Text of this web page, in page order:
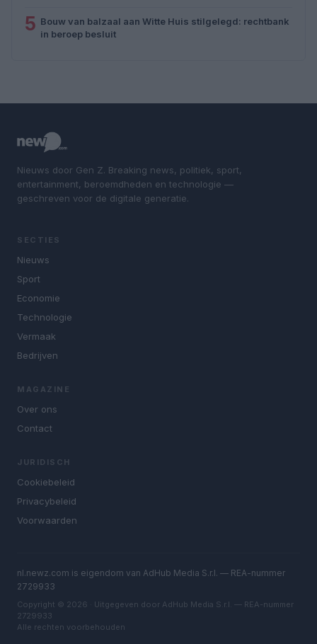
5 Bouw van balzaal aan Witte Huis stilgelegd: rechtbank
in beroep besluit
Nieuws door Gen Z. Breaking news, politiek, sport,
entertainment, beroemdheden en technologie —
geschreven voor de digitale generatie.
SECTIES
Nieuws
Sport
Economie
Technologie
Vermaak
Bedrijven
MAGAZINE
Over ons
Contact
JURIDISCH
Cookiebeleid
Privacybeleid
Voorwaarden
nl.newz.com is eigendom van AdHub Media S.r.l. — REA-nummer
2729933
Copyright © 2026 · Uitgegeven door AdHub Media S.r.l. — REA-nummer
2729933
Alle rechten voorbehouden